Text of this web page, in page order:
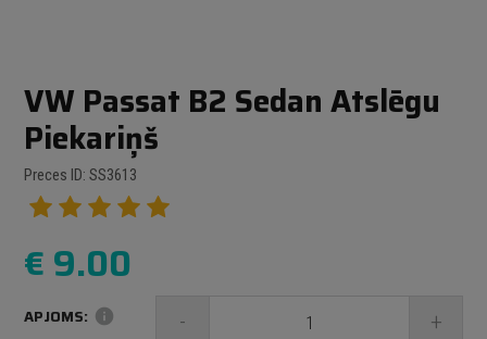
VW Passat B2 Sedan Atslēgu
Piekariņš
Preces ID: SS3613
€ 9.00
APJOMS: info - +